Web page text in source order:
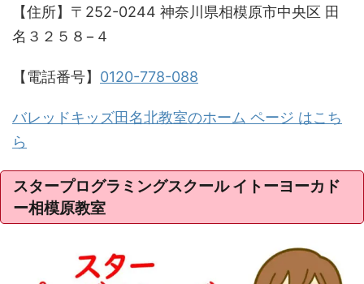
【住所】〒252-0244 神奈川県相模原市中央区 田
名３２５８−４
【電話番号】 0120-778-088
バレッドキッズ田名北教室のホーム ページ はこち
ら
スタープログラミングスクール イトーヨーカド
ー相模原教室